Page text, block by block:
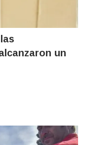
un